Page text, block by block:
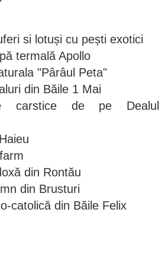
si lotuși cu pești exotici
termală Apollo
"Pârâul Peta"
din Băile 1 Mai
carstice de pe Dealul
din Rontău
din Brusturi
catolică din Băile Felix